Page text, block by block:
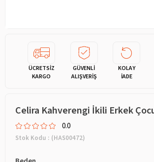
ÜCRETSİZ
KARGO
GÜVENLİ
ALIŞVERİŞ
KOLAY
İADE
0.0
Stok Kodu (HAS00472)